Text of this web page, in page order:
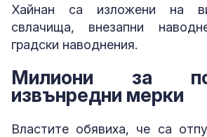
Хайнан са изложени на
свлачища, внезапни
градски наводнения.
Милиони за
извънредни мерки
Властите обявиха, че са